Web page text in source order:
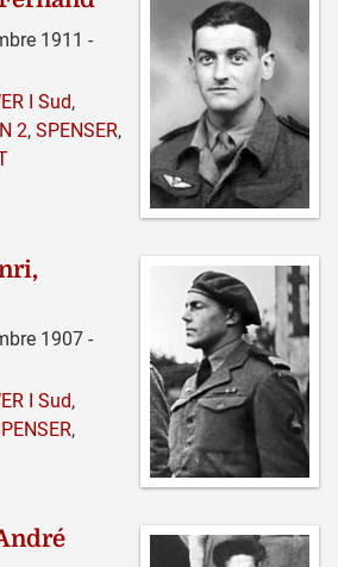
1911 -
I Sud,
2, SPENSER,
1907 -
I Sud,
,